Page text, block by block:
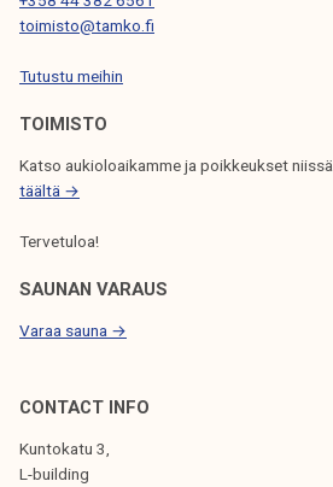
S
L
A
U
toimisto@tamko.fi
Tutustu meihin
TOIMISTO
Katso aukioloaikamme ja poikkeukset niissä
täältä →
Tervetuloa!
SAUNAN VARAUS
Varaa sauna →
CONTACT INFO
Kuntokatu 3,
L-building